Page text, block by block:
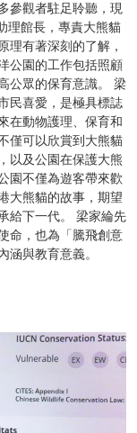
參觀者駐足聆聽，現
理館長，專責大熊貓
理有著深刻的了解，
公園的工作包括照顧
公眾的保育意識。 梁
民喜愛，是極具標誌
在動物護理、保育和
僅可以欣賞到大熊貓
以及公園在保護大熊
園不僅為遊客帶來歡
大熊貓的故事，期望
給下一代。 梁家綸先
命，也為「騰飛創意
涵與教育意義。